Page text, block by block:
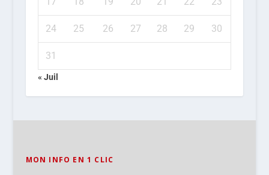
24 25 26 27 28 29 30
31
« Juil
MON INFO EN 1 CLIC